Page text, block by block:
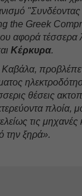
the Greek
αφορά τέσσερα
Κέρκυρα.
Καβάλα,
θέσεις
πλοία,
τις
την ξηρά».